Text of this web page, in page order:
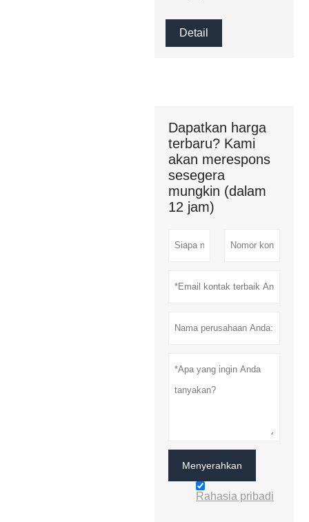
Detail
Dapatkan harga
terbaru? Kami
akan merespons
sesegera
mungkin (dalam
12 jam)
Menyerahkan
Rahasia pribadi